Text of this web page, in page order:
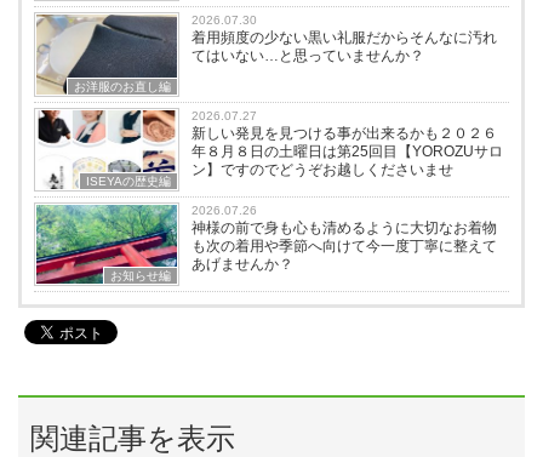
お洋服のお直し編
2026.07.30
着用頻度の少ない黒い礼服だからそんなに汚れ
てはいない…と思っていませんか？
ISEYAの歴史編
2026.07.27
新しい発見を見つける事が出来るかも２０２６
年８月８日の土曜日は第25回目【YOROZUサロ
ン】ですのでどうぞお越しくださいませ
お知らせ編
2026.07.26
神様の前で身も心も清めるように大切なお着物
も次の着用や季節へ向けて今一度丁寧に整えて
あげませんか？
関連記事を表示